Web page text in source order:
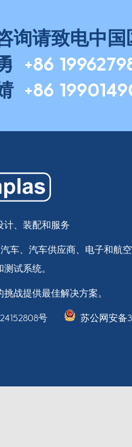
询请致电中国
+86
+86
计、装配和服务
车、汽车供应商、电子和航
试系统。
战提供最佳解决方案。
号 苏公网安备